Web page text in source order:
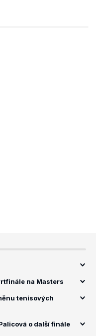
na Masters
tenisových
o další finále